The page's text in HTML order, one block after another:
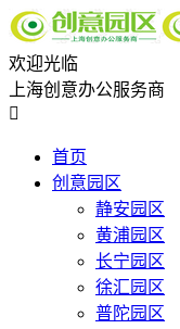
欢迎光临
上海创意办公服务商

首页
创意园区
静安园区
黄浦园区
长宁园区
徐汇园区
普陀园区